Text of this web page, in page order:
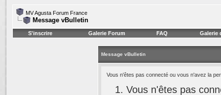
MV Agusta Forum France
Message vBulletin
S'inscrire Galerie Forum FAQ Galerie
Message vBulletin
Vous n'êtes pas connecté ou vous n'avez la
Vous n'êtes pas